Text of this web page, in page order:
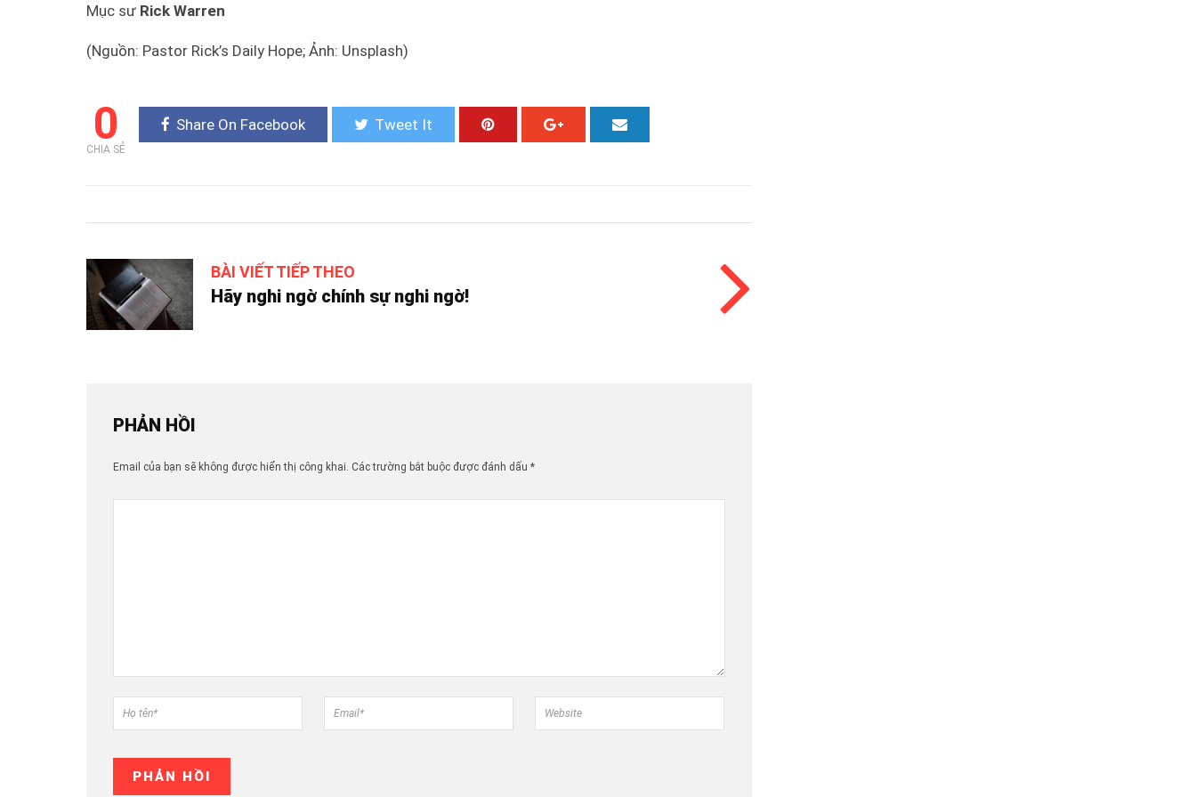
Mục sư Rick Warren
(Nguồn: Pastor Rick’s Daily Hope; Ảnh: Unsplash)
0
CHIA SẺ
Share On Facebook Tweet It
BÀI VIẾT TIẾP THEO
Hãy nghi ngờ chính sự nghi ngờ!
PHẢN HỒI
Email của bạn sẽ không được hiển thị công khai. Các trường bắt buộc được đánh dấu *